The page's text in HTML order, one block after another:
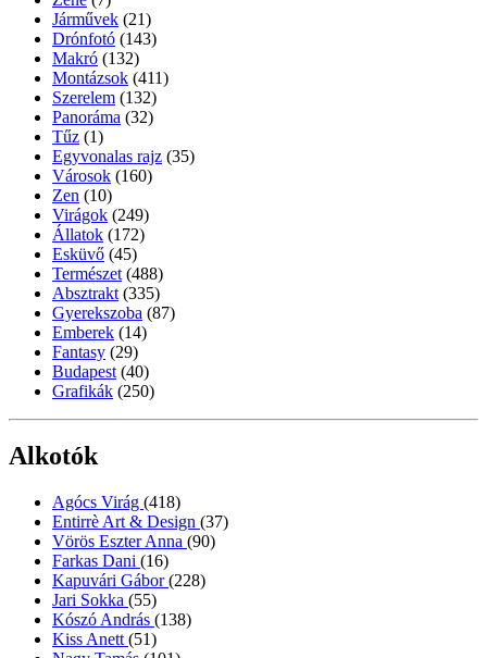
Járművek (21)
Drónfotó (143)
Makró (132)
Montázsok (411)
Szerelem (132)
Panoráma (32)
Tűz (1)
Egyvonalas rajz (35)
Városok (160)
Zen (10)
Virágok (249)
Állatok (172)
Esküvő (45)
Természet (488)
Absztrakt (335)
Gyerekszoba (87)
Emberek (14)
Fantasy (29)
Budapest (40)
Grafikák (250)
Alkotók
Agócs Virág (418)
Entirrè Art & Design (37)
Vörös Eszter Anna (90)
Farkas Dani (16)
Kapuvári Gábor(228)
Jari Sokka (55)
Kószó András (138)
Kiss Anett (51)